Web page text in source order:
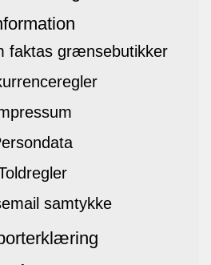
faktas grænsebutikker
samtykke